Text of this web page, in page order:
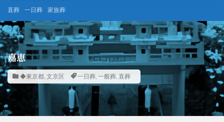
直葬 一日葬 家族葬
嘉恵
◆東京都, 文京区 一日葬, 一般葬, 直葬